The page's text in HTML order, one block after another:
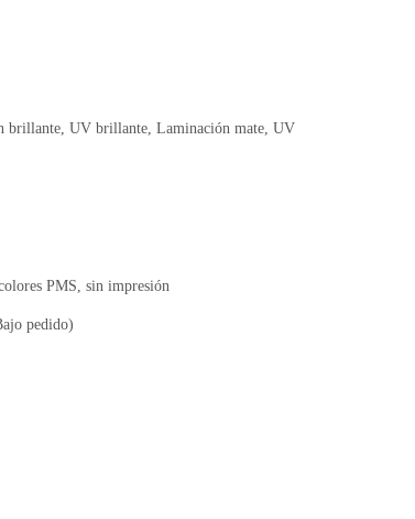
brillante, UV brillante, Laminación mate, UV
PMS, sin impresión
pedido)